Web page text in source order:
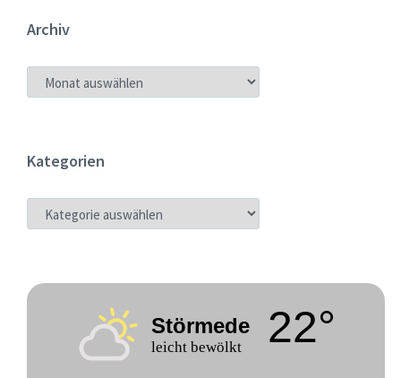
Archiv
ARCHIV
Kategorien
KATEGORIEN
Störmede
leicht bewölkt 22°